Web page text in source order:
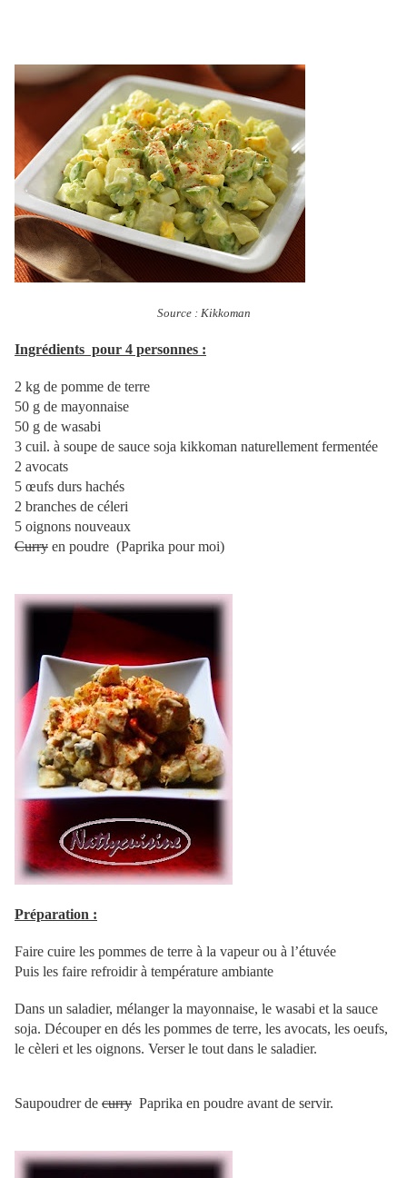
Source : Kikkoman
Ingrédients pour 4 personnes :
2 kg de pomme de terre
50 g de mayonnaise
50 g de wasabi
3 cuil. à soupe de sauce soja kikkoman naturellement fermentée
2 avocats
5 œufs durs hachés
2 branches de céleri
5 oignons nouveaux
Curry en poudre (Paprika pour moi)
Préparation :
Faire cuire les pommes de terre à la vapeur ou à l’étuvée
Puis les faire refroidir à température ambiante
Dans un saladier, mélanger la mayonnaise, le wasabi et la sauce
soja. Découper en dés les pommes de terre, les avocats, les oeufs,
le cèleri et les oignons. Verser le tout dans le saladier.
Saupoudrer de curry Paprika en poudre avant de servir.